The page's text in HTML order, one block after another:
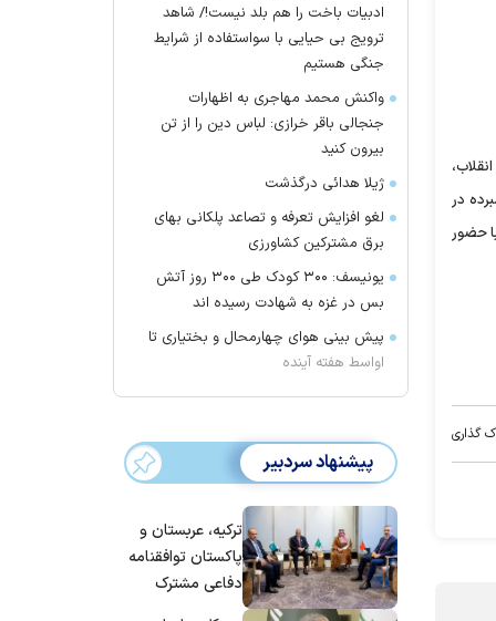
در
حضور
گذاری
ادبیات باخت را هم بلد نیست!/ شاهد
ترویج بی حیایی با سواستفاده از شرایط
جنگی هستیم
واکنش محمد مهاجری به اظهارات
جنجالی باقر خرازی: لباس دین را از تن
بیرون کنید
ژیلا هدائی درگذشت
لغو افزایش تعرفه و تصاعد پلکانی بهای
برق مشترکین کشاورزی
یونیسف: ۳۰۰ کودک طی ۳۰۰ روز آتش
بس در غزه به شهادت رسیده اند
پیش بینی هوای چهارمحال و بختیاری تا
اواسط هفته آینده
پیشنهاد سردبیر
ترکیه، عربستان و
پاکستان توافقنامه
دفاعی مشترک